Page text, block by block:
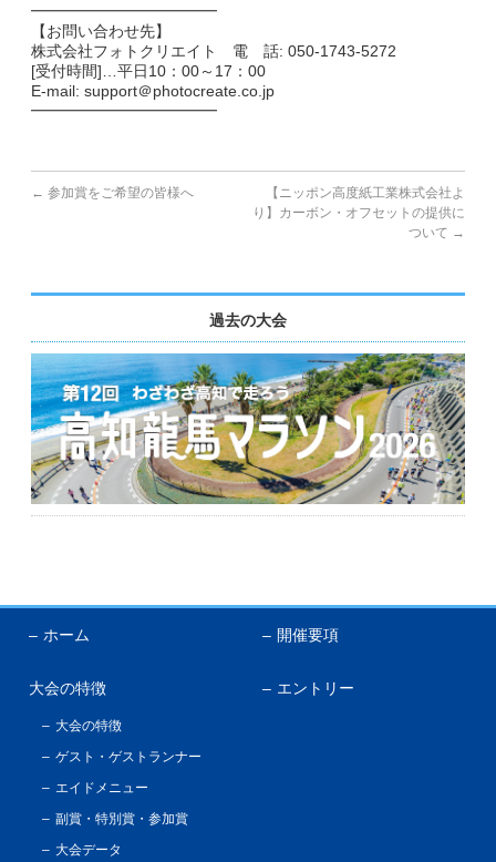
エントリー
コース&アクセス
アクセス
English
━━━━━━━━━━━━
【お問い合わせ先】
株式会社フォトクリエイト 電 話: 050-1743-5272
[受付時間]…平日10：00～17：00
E-mail: support＠photocreate.co.jp
━━━━━━━━━━━━
← 参加賞をご希望の皆様へ
【ニッポン高度紙工業株式会社よ
り】カーボン・オフセットの提供に
ついて →
過去の大会
ホーム 開催要項
大会の特徴
大会の特徴
ゲスト・ゲストランナー
エイドメニュー
副賞・特別賞・参加賞
大会データ
エントリー